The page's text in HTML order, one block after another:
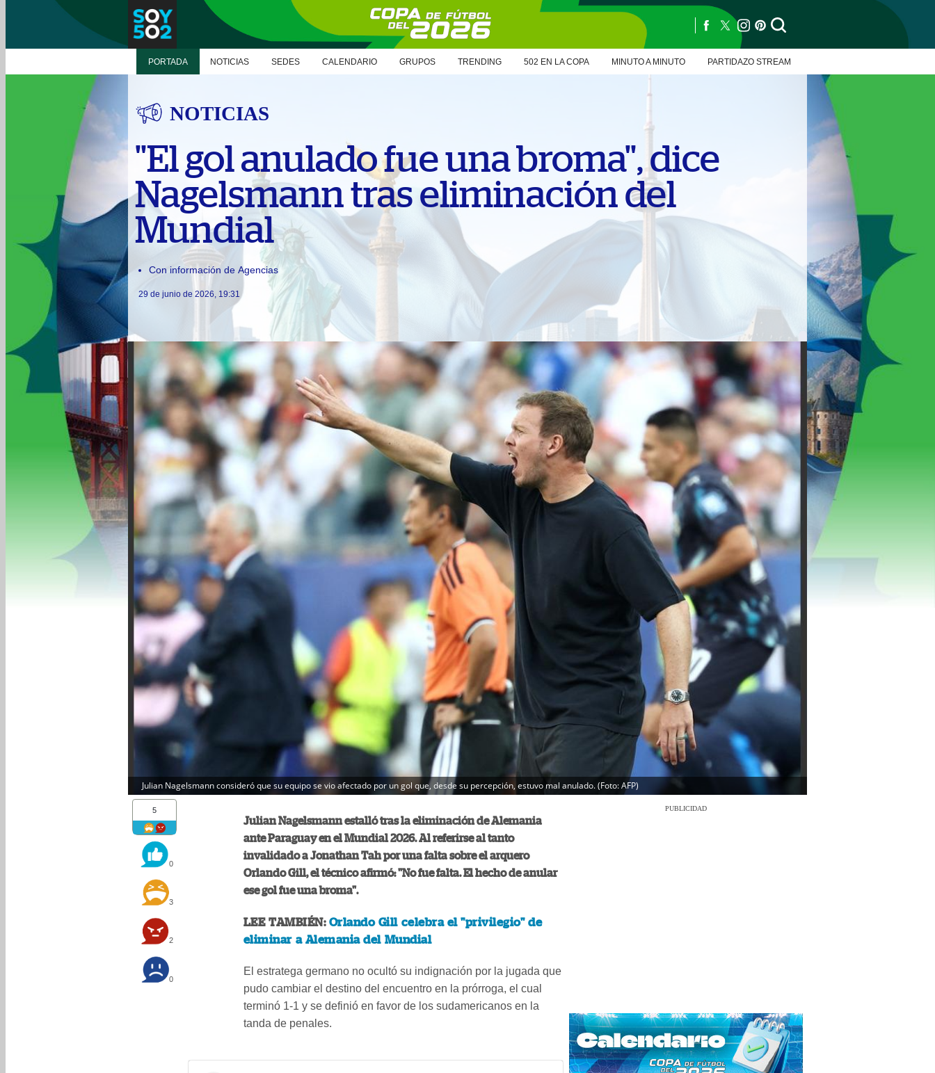
PORTADA NOTICIAS SEDES CALENDARIO GRUPOS TRENDING 502 EN LA COPA MINUTO A MINUTO PARTIDAZO STREAM
NOTICIAS
"El gol anulado fue una broma", dice
Nagelsmann tras eliminación del
Mundial
Con información de Agencias
29 de junio de 2026, 19:31
Julian Nagelsmann consideró que su equipo se vio afectado por un gol que, desde su percepción, estuvo mal anulado. (Foto: AFP)
5
0
3
2
0
Julian Nagelsmann estalló tras la eliminación de Alemania
ante Paraguay en el Mundial 2026. Al referirse al tanto
invalidado a Jonathan Tah por una falta sobre el arquero
Orlando Gill, el técnico afirmó: "No fue falta. El hecho de anular
ese gol fue una broma".
LEE TAMBIÉN: Orlando Gill celebra el "privilegio" de
eliminar a Alemania del Mundial
El estratega germano no ocultó su indignación por la jugada que
pudo cambiar el destino del encuentro en la prórroga, el cual
terminó 1-1 y se definió en favor de los sudamericanos en la
tanda de penales.
PUBLICIDAD